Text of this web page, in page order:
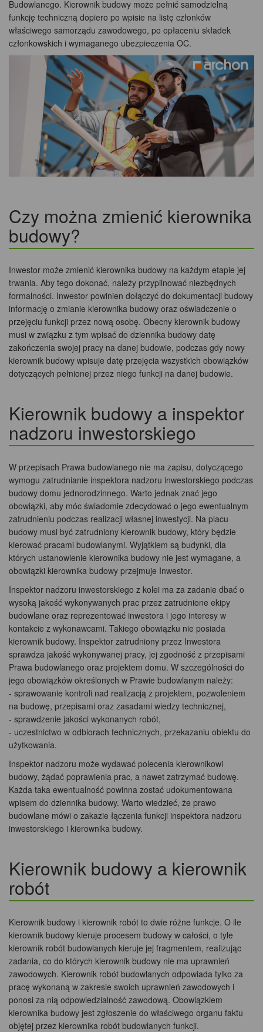
Budowlanego. Kierownik budowy może pełnić samodzielną
funkcję techniczną dopiero po wpisie na listę członków
właściwego samorządu zawodowego, po opłaceniu składek
członkowskich i wymaganego ubezpieczenia OC.
Czy można zmienić kierownika
budowy?
Inwestor może zmienić kierownika budowy na każdym etapie jej
trwania. Aby tego dokonać, należy przypilnować niezbędnych
formalności. Inwestor powinien dołączyć do dokumentacji budowy
informację o zmianie kierownika budowy oraz oświadczenie o
przejęciu funkcji przez nową osobę. Obecny kierownik budowy
musi w związku z tym wpisać do dziennika budowy datę
zakończenia swojej pracy na danej budowie, podczas gdy nowy
kierownik budowy wpisuje datę przejęcia wszystkich obowiązków
dotyczących pełnionej przez niego funkcji na danej budowie.
Kierownik budowy a inspektor
nadzoru inwestorskiego
W przepisach Prawa budowlanego nie ma zapisu, dotyczącego
wymogu zatrudnianie inspektora nadzoru inwestorskiego podczas
budowy domu jednorodzinnego. Warto jednak znać jego
obowiązki, aby móc świadomie zdecydować o jego ewentualnym
zatrudnieniu podczas realizacji własnej inwestycji. Na placu
budowy musi być zatrudniony kierownik budowy, który będzie
kierować pracami budowlanymi. Wyjątkiem są budynki, dla
których ustanowienie kierownika budowy nie jest wymagane, a
obowiązki kierownika budowy przejmuje Inwestor.
Inspektor nadzoru inwestorskiego z kolei ma za zadanie dbać o
wysoką jakość wykonywanych prac przez zatrudnione ekipy
budowlane oraz reprezentować inwestora i jego interesy w
kontakcie z wykonawcami. Takiego obowiązku nie posiada
kierownik budowy. Inspektor zatrudniony przez Inwestora
sprawdza jakość wykonywanej pracy, jej zgodność z przepisami
Prawa budowlanego oraz projektem domu. W szczególności do
jego obowiązków określonych w Prawie budowlanym należy:
- sprawowanie kontroli nad realizacją z projektem, pozwoleniem
na budowę, przepisami oraz zasadami wiedzy technicznej,
- sprawdzenie jakości wykonanych robót,
- uczestnictwo w odbiorach technicznych, przekazaniu obiektu do
użytkowania.
Inspektor nadzoru może wydawać polecenia kierownikowi
budowy, żądać poprawienia prac, a nawet zatrzymać budowę.
Każda taka ewentualność powinna zostać udokumentowana
wpisem do dziennika budowy. Warto wiedzieć, że prawo
budowlane mówi o zakazie łączenia funkcji inspektora nadzoru
inwestorskiego i kierownika budowy.
Kierownik budowy a kierownik
robót
Kierownik budowy i kierownik robót to dwie różne funkcje. O ile
kierownik budowy kieruje procesem budowy w całości, o tyle
kierownik robót budowlanych kieruje jej fragmentem, realizując
zadania, co do których kierownik budowy nie ma uprawnień
zawodowych. Kierownik robót budowlanych odpowiada tylko za
pracę wykonaną w zakresie swoich uprawnień zawodowych i
ponosi za nią odpowiedzialność zawodową. Obowiązkiem
kierownika budowy jest zgłoszenie do właściwego organu faktu
objętej przez kierownika robót budowlanych funkcji.